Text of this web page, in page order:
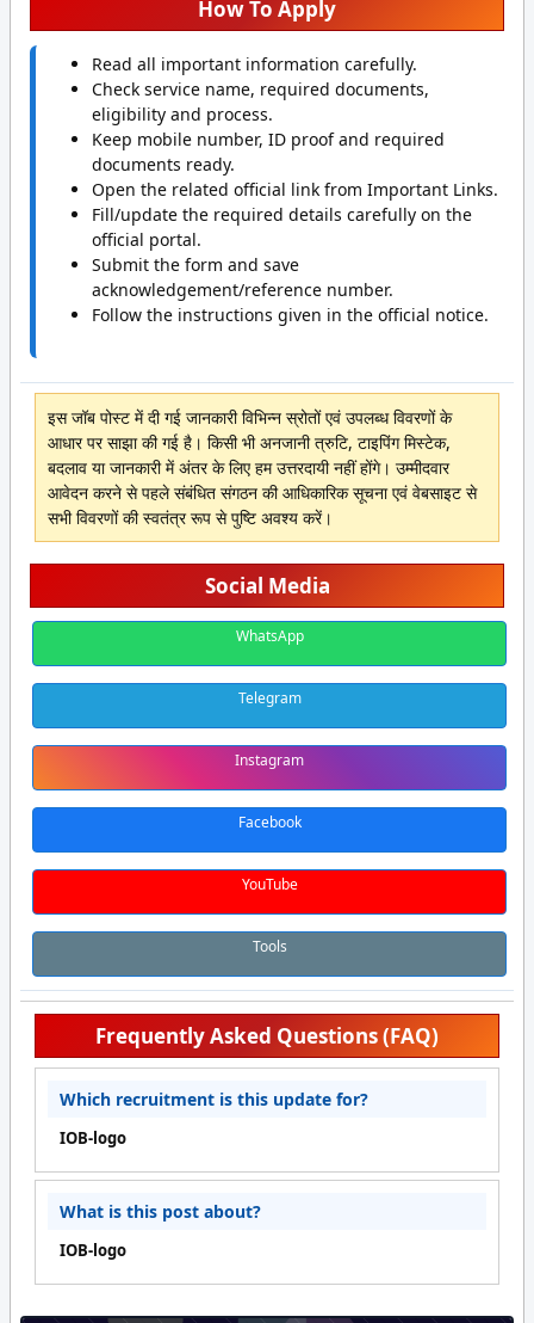
How To Apply
Read all important information carefully.
Check service name, required documents,
eligibility and process.
Keep mobile number, ID proof and required
documents ready.
Open the related official link from Important Links.
Fill/update the required details carefully on the
official portal.
Submit the form and save
acknowledgement/reference number.
Follow the instructions given in the official notice.
इस जॉब पोस्ट में दी गई जानकारी विभिन्न स्रोतों एवं उपलब्ध विवरणों के
आधार पर साझा की गई है। किसी भी अनजानी त्रुटि, टाइपिंग मिस्टेक,
बदलाव या जानकारी में अंतर के लिए हम उत्तरदायी नहीं होंगे। उम्मीदवार
आवेदन करने से पहले संबंधित संगठन की आधिकारिक सूचना एवं वेबसाइट से
सभी विवरणों की स्वतंत्र रूप से पुष्टि अवश्य करें।
Social Media
WhatsApp
Telegram
Instagram
Facebook
YouTube
Tools
Frequently Asked Questions (FAQ)
Which recruitment is this update for?
IOB-logo
What is this post about?
IOB-logo